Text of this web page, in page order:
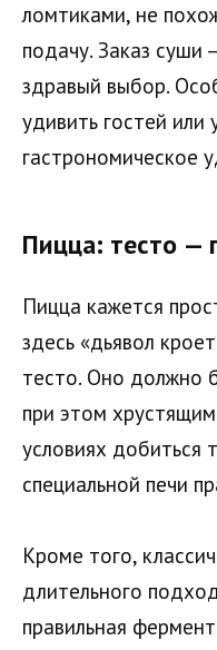
ломтиками, не
подачу. Заказ суши
здравый выбор.
удивить гостей или
гастрономическое
Пицца: тесто —
Пицца кажется
здесь «дьявол
тесто. Оно должно
при этом
условиях добиться
специальной печи
Кроме того,
длительного
правильная